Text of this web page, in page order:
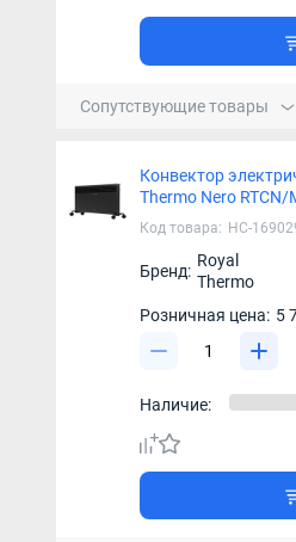
Сопутствующие товары
Конвектор
Thermo Nero RTCN/
Код товара: НС-
Бренд:
Royal
Thermo
Розничная цена: 5
Наличие: